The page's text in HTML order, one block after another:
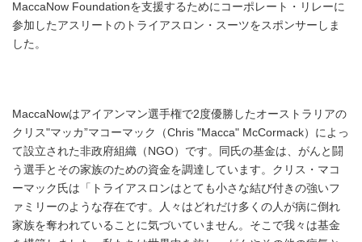
MaccaNow Foundationを支援するためにコーポレート・リレーに
参加したアスリートのトライアスロン・スーツをスポンサーしま
した。
MaccaNowはアイアンマン選手権で2度優勝したオーストラリアの
クリス"マッカ”マコーマック（Chris "Macca" McCormack）によっ
て設立された非政府組織（NGO）です。同氏の基金は、がんと闘
う選手とその家族のための資金を調達しています。クリス・マコ
ーマック氏は「トライアスロンはとても小さな結び付きの強いフ
ァミリーのような存在です。人々はどれだけ多くの人が病に倒れ
家族を奪われていることに気づいていません。そこで我々は基金